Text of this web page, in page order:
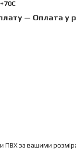
— Оплата у
ПВХ за вашими